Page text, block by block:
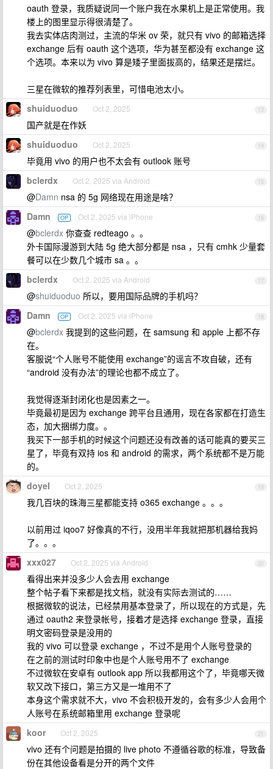
oauth 登录，我质疑说同一个账户我在水果机上是正常使用。我
楼上的图里显示得很清楚了。
我去实体店肉测过，主流的华米 ov 荣，就只有 vivo 的邮箱选择
exchange 后有 oauth 这个选项，华为甚至都没有 exchange 这
个选项。本来以为 vivo 算是矮子里面拔高的，结果还是摆烂。
三星在微软的推荐列表里，可惜电池太小。
13
shuiduoduo Oct 2, 2025
国产就是在作妖
14
shuiduoduo Oct 2, 2025
毕竟用 vivo 的用户也不太会有 outlook 账号
15
bclerdx Oct 2, 2025 via Android
@Damn nsa 的 5g 网络现在用途是啥？
16
Damn OP Oct 2, 2025 via iPhone
@bclerdx 你查查 redteago 。。
外卡国际漫游到大陆 5g 绝大部分都是 nsa ，只有 cmhk 少量套
餐可以在少数几个城市 sa 。。
17
bclerdx Oct 2, 2025 via Android
@shuiduoduo 所以，要用国际品牌的手机吗？
18
Damn OP Oct 2, 2025 via iPhone
@bclerdx 我提到的这些问题，在 samsung 和 apple 上都不存
在。
客服说“个人账号不能使用 exchange”的谣言不攻自破，还有
“android 没有办法”的理论也都不成立了。
我觉得逐渐封闭化也是因素之一。
毕竟最初是因为 exchange 跨平台且通用，现在各家都在打造生
态，加大捆绑力度。。
我买下一部手机的时候这个问题还没有改善的话可能真的要买三
星了，毕竟有双持 ios 和 android 的需求，两个系统都不是万能
的。
19
doyel Oct 2, 2025
我几百块的珠海三星都能支持 o365 exchange 。。。
以前用过 iqoo7 好像真的不行，没用半年我就把那机器给我妈
了。。。
20
xxx027 Oct 2, 2025 via Android
看得出来并没多少人会去用 exchange
整个帖子看下来都是找文档，就没有实际去测试的……
根据微软的说法，已经禁用基本登录了，所以现在的方式是，先
通过 oauth2 来登录帐号，接着才是选择 exchange 登录，直接
明文密码登录是没用的
我的 vivo 可以登录 exchange ，不过不是用个人账号登录的
在之前的测试时印象中也是个人账号用不了 exchange
不过微软在安卓有 outlook app 所以我都用这个了，毕竟哪天微
软又改下接口，第三方又是一堆用不了
本身这个需求就不大，vivo 不会积极开发的，会有多少人会用个
人账号在系统邮箱里用 exchange 登录呢
21
koor Oct 2, 2025
vivo 还有个问题是拍摄的 live photo 不遵循谷歌的标准，导致备
份在其他设备看是分开的两个文件